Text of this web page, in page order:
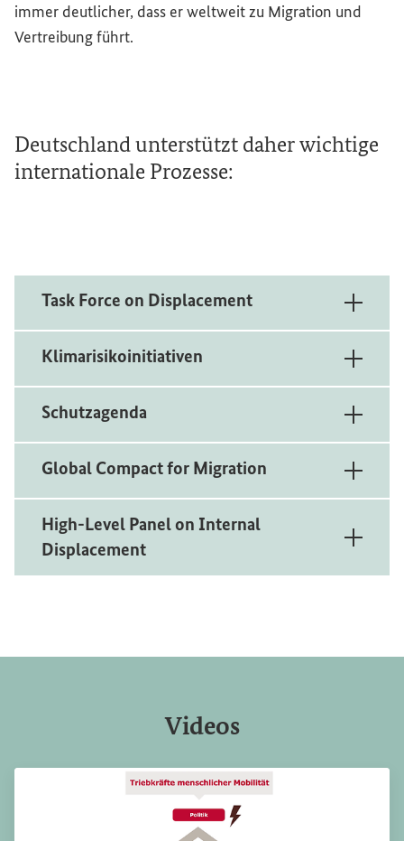
immer deutlicher, dass er weltweit zu Migration und
Vertreibung führt.
Deutschland unterstützt daher wichtige
internationale Prozesse:
Task Force on Displacement
Klimarisikoinitiativen
Schutzagenda
Global Compact for Migration
High-Level Panel on Internal
Displacement
Videos